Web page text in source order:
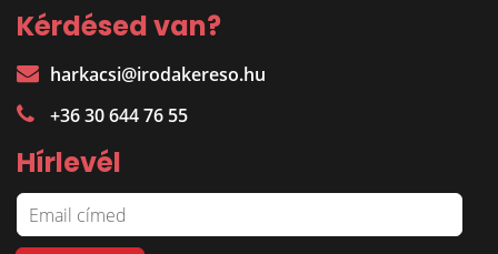
Kérdésed van?
harkacsi@irodakereso.hu
+36 30 644 76 55
Hírlevél